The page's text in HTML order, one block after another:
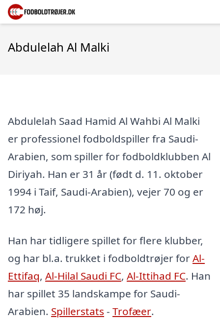
Abdulelah Al Malki
Abdulelah Saad Hamid Al Wahbi Al Malki
er professionel fodboldspiller fra Saudi-
Arabien, som spiller for fodboldklubben Al
Diriyah. Han er 31 år (født d. 11. oktober
1994 i Taif, Saudi-Arabien), vejer 70 og er
172 høj.
Han har tidligere spillet for flere klubber,
og har bl.a. trukket i fodboldtrøjer forAl-
Ettifaq, Al-Hilal Saudi FC, Al-Ittihad FC. Han
har spillet 35 landskampe for Saudi-
Arabien. Spillerstats - Trofæer.